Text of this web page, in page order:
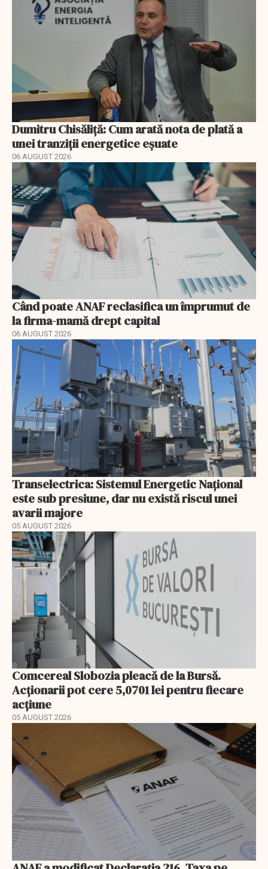
Dumitru Chisăliță: Cum arată nota de plată a
unei tranziții energetice eșuate
06 AUGUST 2026
Când poate ANAF reclasifica un împrumut de
la firma-mamă drept capital
06 AUGUST 2026
Transelectrica: Sistemul Energetic Național
este sub presiune, dar nu există riscul unei
avarii majore
05 AUGUST 2026
Comcereal Slobozia pleacă de la Bursă.
Acționarii pot cere 5,0701 lei pentru fiecare
acțiune
05 AUGUST 2026